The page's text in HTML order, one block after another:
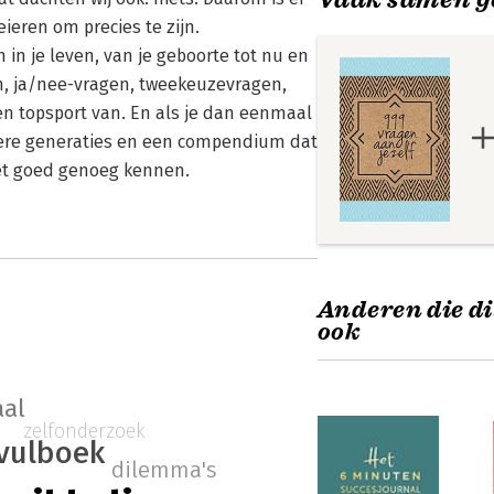
om precies te zijn.
in je leven, van je geboorte tot nu en
ja/nee-vragen, tweekeuzevragen,
topsport van. En als je dan eenmaal
generaties en een compendium dat
goed genoeg kennen.
dilemma's
zelfonderzoek
Anderen die
ook